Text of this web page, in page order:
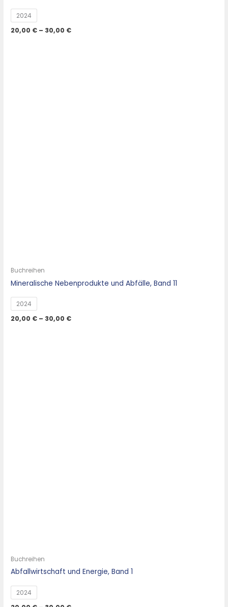
2024
20,00 € – 30,00 €
Buchreihen
Mineralische Nebenprodukte und Abfälle, Band 11
2024
20,00 € – 30,00 €
Buchreihen
Abfallwirtschaft und Energie, Band 1
2024